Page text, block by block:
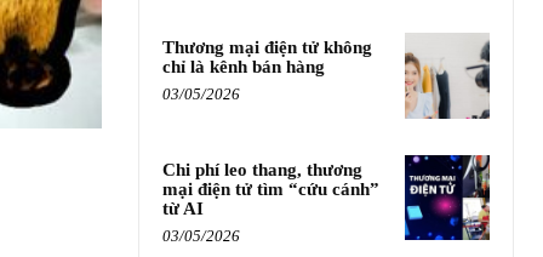
Thương mại điện tử không
chỉ là kênh bán hàng
03/05/2026
Chi phí leo thang, thương
mại điện tử tìm “cứu cánh”
từ AI
03/05/2026